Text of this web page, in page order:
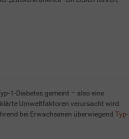
1-Diabetes gemeint – also eine
Umweltfaktoren verursacht wird.
bei Erwachsenen überwiegend Typ-